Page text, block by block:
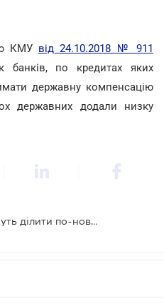
КМУ від 24.10.2018 № 911
банків, по кредитах яких
державну компенсацію
державних додали низку
«Фермерський мільярд» хочуть ділити по-новому